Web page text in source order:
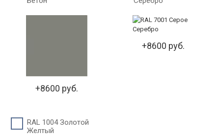
+8600 руб.
+8600 руб.
RAL 1004 Золотой
Желтый